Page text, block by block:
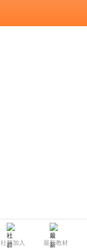
社群加入
最新教材